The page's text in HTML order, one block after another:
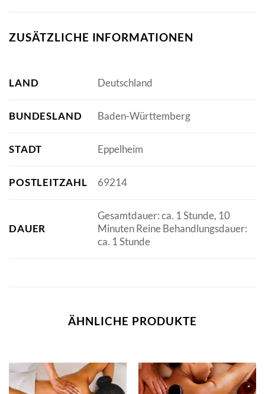
ZUSÄTZLICHE INFORMATIONEN
LAND Deutschland
BUNDESLAND Baden-Württemberg
STADT Eppelheim
POSTLEITZAHL 69214
DAUER
Gesamtdauer: ca. 1 Stunde, 10
Minuten Reine Behandlungsdauer:
ca. 1 Stunde
ÄHNLICHE PRODUKTE